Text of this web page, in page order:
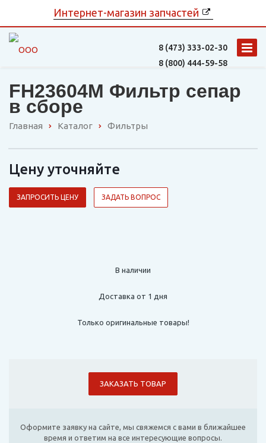
Интернет-магазин запчастей
8 (473) 333-02-30
8 (800) 444-59-58
FH23604M Фильтр сепар
в сборе
Главная Каталог Фильтры
Цену уточняйте
ЗАПРОСИТЬ ЦЕНУ ЗАДАТЬ ВОПРОС
В наличии
Доставка от 1 дня
Только оригинальные товары!
ЗАКАЗАТЬ ТОВАР
Оформите заявку на сайте, мы свяжемся с вами в ближайшее
время и ответим на все интересующие вопросы.